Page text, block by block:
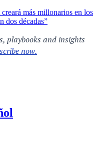
más millonarios en los
dos décadas”